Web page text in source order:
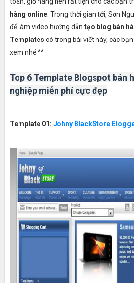
hàng online. Trong thời gian tới, Sơn
để làm video hướng dẫn tạo blog bán
Templates có trong bài viết này, các
xem nhé ^^
Top 6 Template Blogspot bán
nghiệp miễn phí cực đẹp
Template 01: Johny BlackStore